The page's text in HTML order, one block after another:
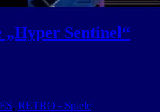
Sentinel“
, RETRO - Spiele